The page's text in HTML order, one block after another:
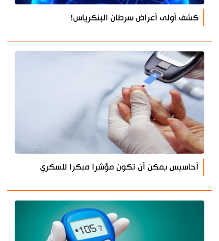
كشف أولى أعراض سرطان البنكرياس!
أحاسيس يمكن أن تكون مؤشرا مبكرا للسكري